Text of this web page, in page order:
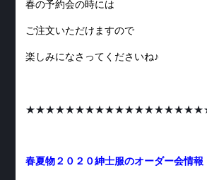
春の予約会の時には
ご注文いただけますので
楽しみになさってくださいね♪
春夏物２０２０紳士服のオーダー会情報